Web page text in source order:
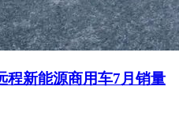
程新能源商用车7月销量